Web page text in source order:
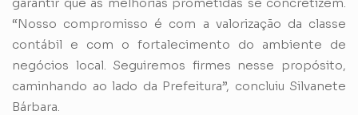
“Nosso compromisso é com a valorização da classe
contábil e com o fortalecimento do ambiente de
negócios local. Seguiremos firmes nesse propósito,
caminhando ao lado da Prefeitura”, concluiu Silvanete
Bárbara.